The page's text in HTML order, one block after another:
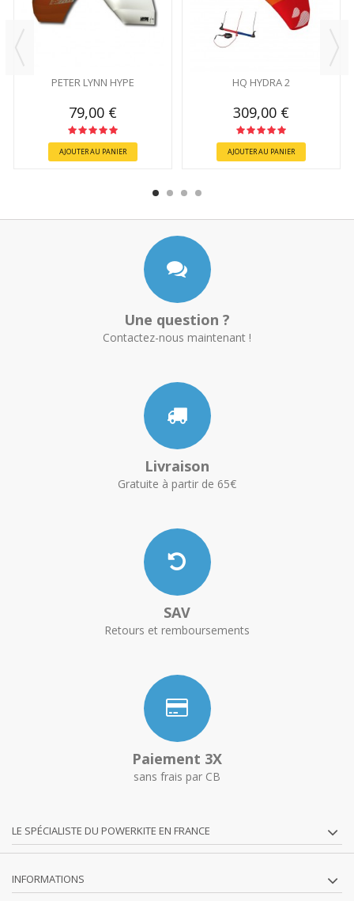
PETER LYNN HYPE
79,00 €
AJOUTER AU PANIER
HQ HYDRA 2
309,00 €
AJOUTER AU PANIER
Une question ?
Contactez-nous maintenant !
Livraison
Gratuite à partir de 65€
SAV
Retours et remboursements
Paiement 3X
sans frais par CB
LE SPÉCIALISTE DU POWERKITE EN FRANCE
INFORMATIONS